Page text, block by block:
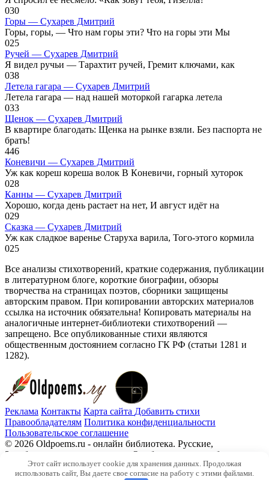
030
Горы — Сухарев Дмитрий
Горы, горы, — Что нам горы эти? Что на горы эти Мы
025
Ручей — Сухарев Дмитрий
Я видел ручьи — Тарахтит ручей, Гремит ключами, как
038
Летела гагара — Сухарев Дмитрий
Летела гагара — над нашей моторкой гагарка летела
033
Щенок — Сухарев Дмитрий
В квартире благодать: Щенка на рынке взяли. Без паспорта не
брать!
446
Коневичи — Сухарев Дмитрий
Уж как кореш кореша волок В Кoневичи, горный хуторок
028
Канны — Сухарев Дмитрий
Хорошо, когда день растает на нет, И август идёт на
029
Сказка — Сухарев Дмитрий
Уж как сладкое варенье Старуха варила, Того-этого кормила
025
Все анализы стихотворений, краткие содержания, публикации
в литературном блоге, короткие биографии, обзоры
творчества на страницах поэтов, сборники защищены
авторским правом. При копировании авторских материалов
ссылка на источник обязательна! Копировать материалы на
аналогичные интернет-библиотеки стихотворений —
запрещено. Все опубликованные стихи являются
общественным достоянием согласно ГК РФ (статьи 1281 и
1282).
Реклама Контакты Карта сайта Добавить стихи
Правообладателям Политика конфиденциальности
Пользовательское соглашение
© 2026 Oldpoems.ru - онлайн библиотека. Русские,
Зарубежные авторы классики. Опубликованы и публикуем
текста современных авторов. Каждый может опубликовать у
нас свой стих.
Этот сайт использует cookie для хранения данных. Продолжая
использовать сайт, Вы даете свое согласие на работу с этими файлами.